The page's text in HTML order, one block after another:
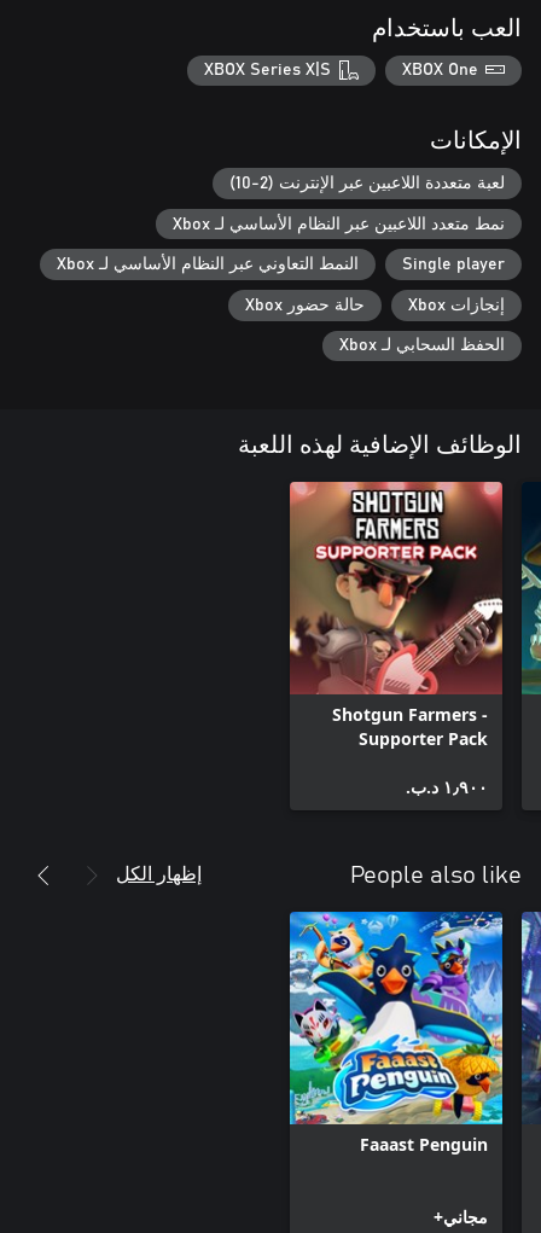
farming skills offline or squad up with your friends and take on
cosmetics, limited time game modes, and more new maps to
come!
العب باستخدام
XBOX One
XBOX Series X|S
الإمكانات
لعبة متعددة اللاعبين عبر الإنترنت (2-10)
نمط متعدد اللاعبين عبر النظام الأساسي لـ Xbox
Single player النمط التعاوني عبر النظام الأساسي لـ Xbox
إنجازات Xbox حالة حضور Xbox
الحفظ السحابي لـ Xbox
الوظائف الإضافية لهذه اللعبة
Shotgun Farmers -
Supporter Pack
١٫٩٠٠ د.ب.‏
People also like إظهار الكل
Faaast Penguin
مجاني+